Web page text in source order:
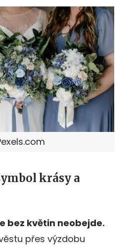
krásy a
bez květin neobejde.
přes výzdobu